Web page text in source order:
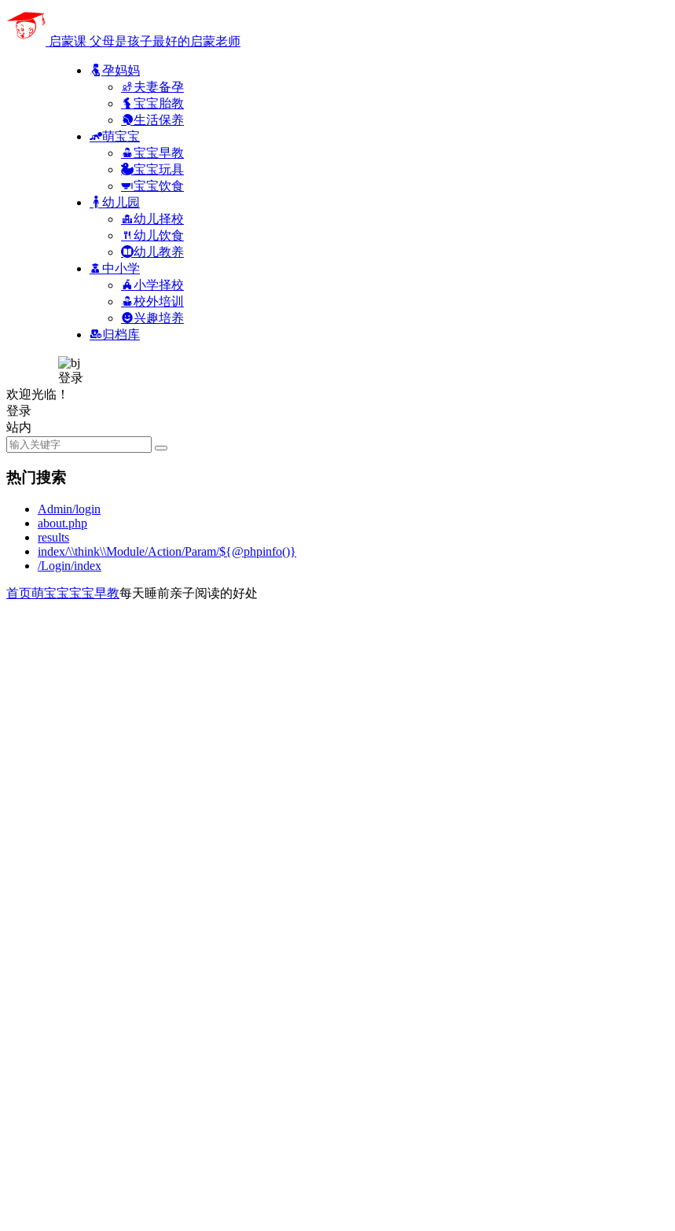
启蒙课 父母是孩子最好的启蒙老师
孕妈妈
夫妻备孕
宝宝胎教
生活保养
萌宝宝
宝宝早教
宝宝玩具
宝宝饮食
幼儿园
幼儿择校
幼儿饮食
幼儿教养
中小学
小学择校
校外培训
兴趣培养
归档库
登录
欢迎光临！
登录
站内
热门搜索
Admin/login
about.php
results
index/\\think\\Module/Action/Param/${@phpinfo()}
/Login/index
首页萌宝宝宝宝早教每天睡前亲子阅读的好处